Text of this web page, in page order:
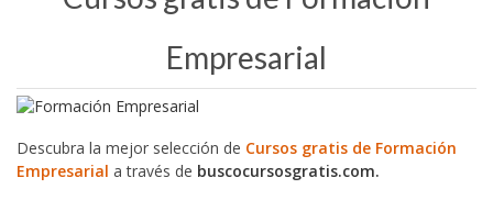
Empresarial
Descubra la mejor selección de Cursos gratis de Formación
Empresarial a través de buscocursosgratis.com.